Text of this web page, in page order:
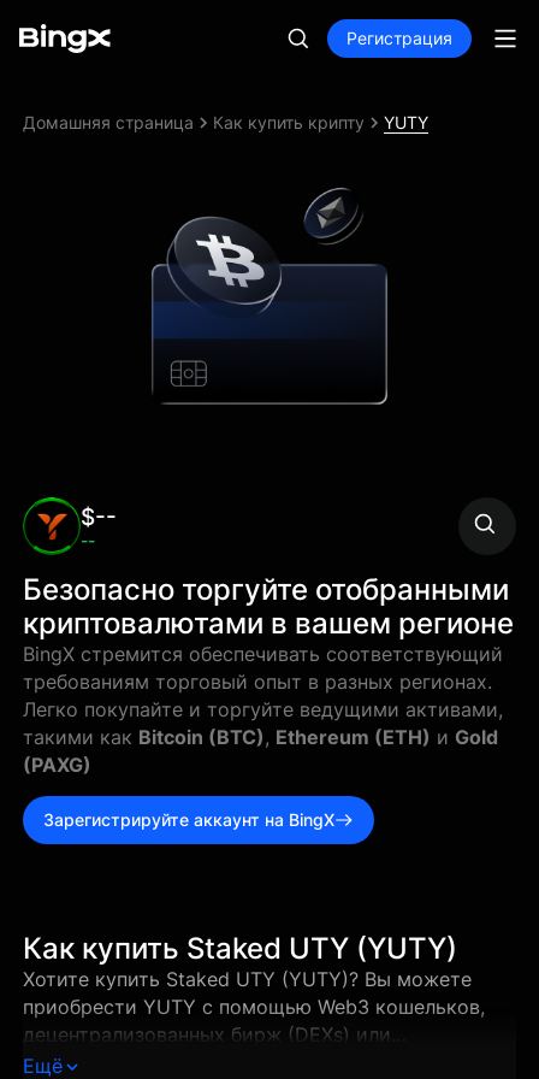
Регистрация
Домашняя страница Как купить крипту YUTY
$--
--
Безопасно торгуйте отобранными
криптовалютами в вашем регионе
BingX стремится обеспечивать соответствующий
требованиям торговый опыт в разных регионах.
Легко покупайте и торгуйте ведущими активами,
такими как Bitcoin (BTC) , Ethereum (ETH) и Gold
(PAXG)
Зарегистрируйте аккаунт на BingX
Как купить Staked UTY (YUTY)
Хотите купить Staked UTY (YUTY)? Вы можете
приобрести YUTY с помощью Web3 кошельков,
децентрализованных бирж (DEXs) или
поддерживаемых централизованных бирж всего
Ещё